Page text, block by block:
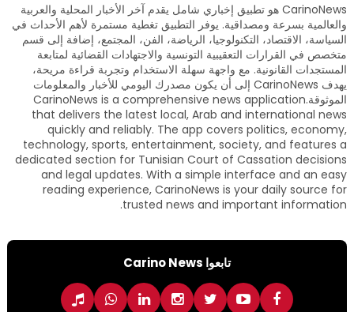
CarinoNews هو تطبيق إخباري شامل يقدم آخر الأخبار المحلية والعربية
والعالمية بسرعة ومصداقية. يوفر التطبيق تغطية مستمرة لأهم الأحداث في
السياسة، الاقتصاد، التكنولوجيا، الرياضة، الفن، المجتمع، إضافة إلى قسم
متخصص في القرارات التعقيبية التونسية والاجتهادات القضائية لمتابعة
المستجدات القانونية. مع واجهة سهلة الاستخدام وتجربة قراءة مريحة،
يهدف CarinoNews إلى أن يكون مصدرك اليومي للأخبار والمعلومات
الموثوقة.CarinoNews is a comprehensive news application
that delivers the latest local, Arab and international news
quickly and reliably. The app covers politics, economy,
technology, sports, entertainment, society, and features a
dedicated section for Tunisian Court of Cassation decisions
and legal updates. With a simple interface and an easy
reading experience, CarinoNews is your daily source for
trusted news and important information.
تابعوا Carino News